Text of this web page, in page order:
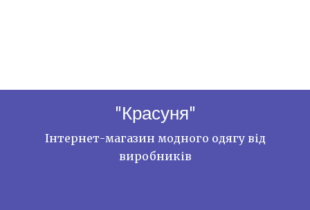
"Красуня"
Інтернет-магазин модного одягу від
виробників